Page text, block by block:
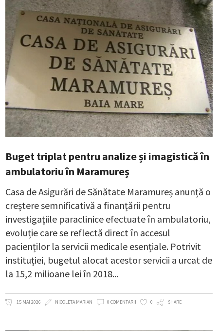
Buget triplat pentru analize și imagistică în
ambulatoriu în Maramureș
Casa de Asigurări de Sănătate Maramureș anunță o
creștere semnificativă a finanțării pentru
investigațiile paraclinice efectuate în ambulatoriu,
evoluție care se reflectă direct în accesul
pacienților la servicii medicale esențiale. Potrivit
instituției, bugetul alocat acestor servicii a urcat de
la 15,2 milioane lei în 2018
15 MAI 2026 NICOLETA MARIAN 0 COMENTARII 0 SHARE